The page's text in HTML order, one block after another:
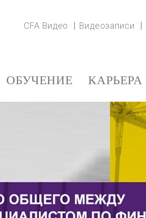
CFA Видео Видеозаписи
ОБУЧЕНИЕ КАРЬЕРА